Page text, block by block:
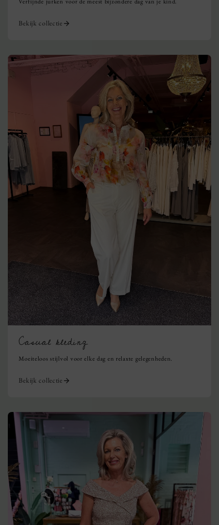
Bekijk collectie
Casual kleding
Moeiteloos stijlvol voor elke dag en relaxte gelegenheden.
Bekijk collectie